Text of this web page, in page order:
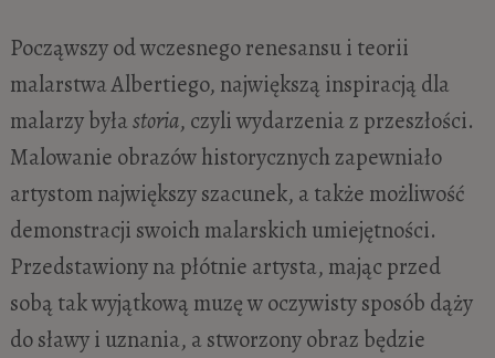
Począwszy od wczesnego renesansu i teorii
malarstwa Albertiego, największą inspiracją dla
malarzy byłastoria, czyli wydarzenia z przeszłości.
Malowanie obrazów historycznych zapewniało
artystom największy szacunek, a także możliwość
demonstracji swoich malarskich umiejętności.
Przedstawiony na płótnie artysta, mając przed
sobą tak wyjątkową muzę w oczywisty sposób dąży
do sławy i uznania, a stworzony obraz będzie